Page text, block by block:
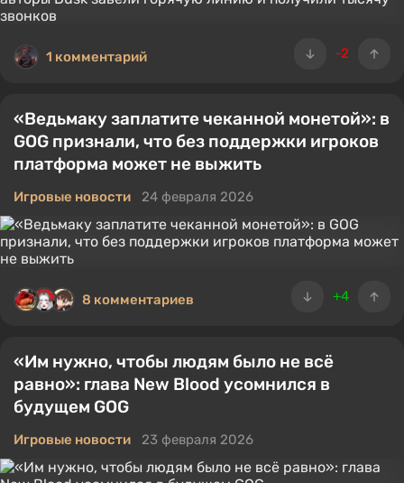
-2
1 комментарий
«Ведьмаку заплатите чеканной монетой»: в
GOG признали, что без поддержки игроков
платформа может не выжить
Игровые новости 24 февраля 2026
+4
8 комментариев
«Им нужно, чтобы людям было не всё
равно»: глава New Blood усомнился в
будущем GOG
Игровые новости 23 февраля 2026